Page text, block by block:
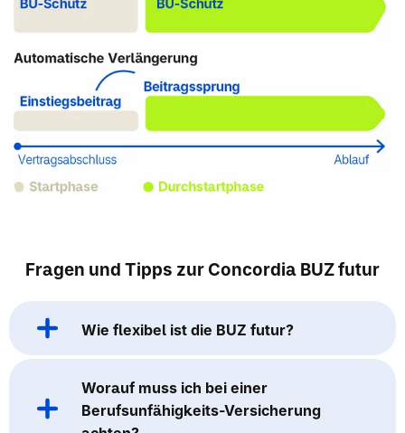
Fragen und Tipps zur Concordia BUZ futur
Wie flexibel ist die BUZ futur?
Worauf muss ich bei einer
Berufsunfähigkeits-Versicherung